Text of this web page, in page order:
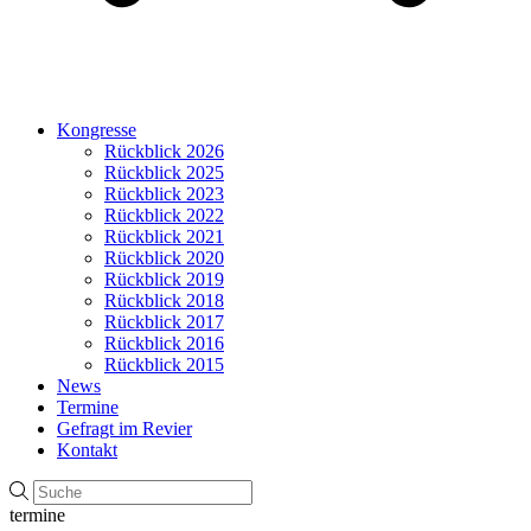
Kongresse
Rückblick 2026
Rückblick 2025
Rückblick 2023
Rückblick 2022
Rückblick 2021
Rückblick 2020
Rückblick 2019
Rückblick 2018
Rückblick 2017
Rückblick 2016
Rückblick 2015
News
Termine
Gefragt im Revier
Kontakt
termine